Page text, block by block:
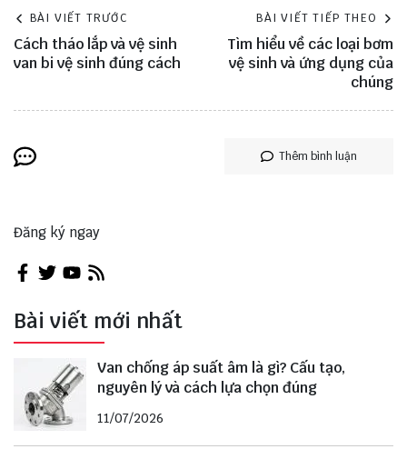
BÀI VIẾT TRƯỚC
Cách tháo lắp và vệ sinh
van bi vệ sinh đúng cách
BÀI VIẾT TIẾP THEO
Tìm hiểu về các loại bơm
vệ sinh và ứng dụng của
chúng
Thêm bình luận
Đăng ký ngay
Bài viết mới nhất
Van chống áp suất âm là gì? Cấu tạo,
nguyên lý và cách lựa chọn đúng
11/07/2026